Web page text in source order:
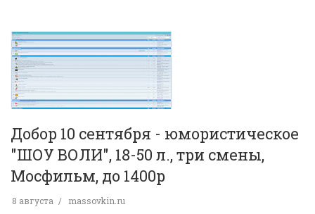
Добор 10 сентября - юмористическое
"ШОУ ВОЛИ", 18-50 л., три смены,
Мосфильм, до 1400р
8 августа massovkin.ru